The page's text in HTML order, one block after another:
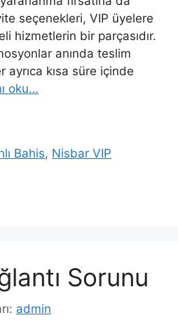
seçenekleri, VIP üyelere
hizmetlerin bir parçasıdır.
anında teslim
kısa süre içinde
oku…
Bahis, Nisbar VIP
Sorunu
admin